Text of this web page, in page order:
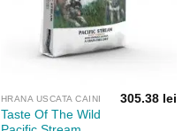
HRANA USCATA CAINI
Taste Of The Wild
305.38 lei